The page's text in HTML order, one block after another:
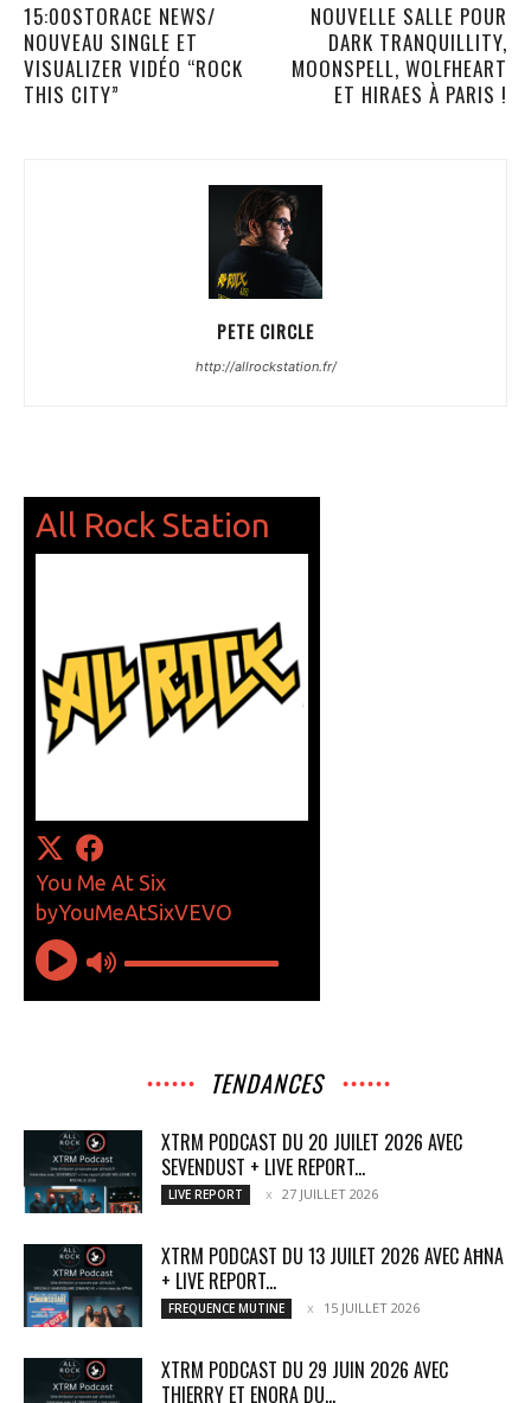
15:00STORACE NEWS/
NOUVEAU SINGLE ET
VISUALIZER VIDÉO “ROCK
THIS CITY”
NOUVELLE SALLE POUR
DARK TRANQUILLITY,
MOONSPELL, WOLFHEART
ET HIRAES À PARIS !
PETE CIRCLE
http://allrockstation.fr/
TENDANCES
XTRM PODCAST DU 20 JUILET 2026 AVEC
SEVENDUST + LIVE REPORT...
LIVE REPORT 27 JUILLET 2026
XTRM PODCAST DU 13 JUILET 2026 AVEC AĦNA
+ LIVE REPORT...
FREQUENCE MUTINE 15 JUILLET 2026
XTRM PODCAST DU 29 JUIN 2026 AVEC
THIERRY ET ENORA DU...